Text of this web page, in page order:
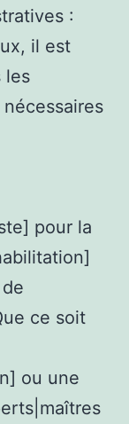
:
il est
les
pour la
ce soit
ou une